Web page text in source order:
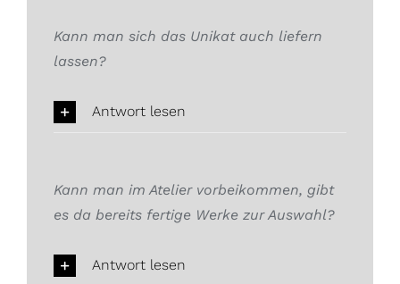
Kann man sich das Unikat auch liefern
lassen?
Antwort lesen
Kann man im Atelier vorbeikommen, gibt
es da bereits fertige Werke zur Auswahl?
Antwort lesen